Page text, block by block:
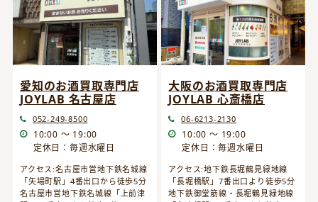
愛知のお酒買取専門店
JOYLAB 名古屋店
052-249-8500
10:00 ～ 19:00
定休日：毎週水曜日
アクセス:名古屋市営地下鉄名城線
「矢場町駅」4番出口から徒歩5分
名古屋市営地下鉄名城線「上前津
大阪のお酒買取専門店
JOYLAB 心斎橋店
06-6213-2130
10:00 ～ 19:00
定休日：毎週水曜日
アクセス:地下鉄長堀鶴見緑地線
「長堀橋駅」7番出口より徒歩5分
地下鉄御堂筋線・長堀鶴見緑地線